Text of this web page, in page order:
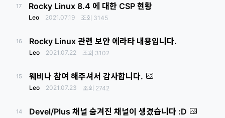
17 Rocky Linux 8.4 에 대한 CSP 현황
Leo 2021.07.19 조회 3145
16 Rocky Linux 관련 보안 에라타 내용입니다.
Leo 2021.07.22 조회 3102
15 웨비나 참여 해주셔서 감사합니다.
Leo 2021.07.23 조회 2742
14 Devel/Plus 채널 숨겨진 채널이 생겼습니다 :D